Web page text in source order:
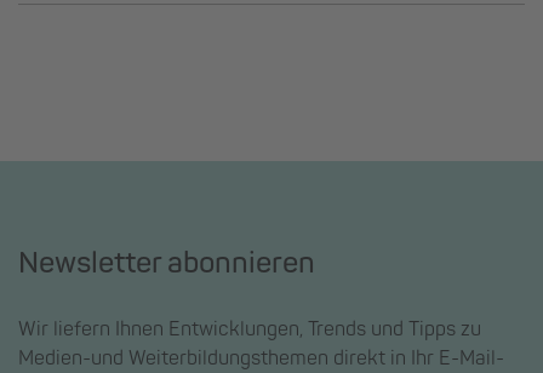
Newsletter abonnieren
Wir liefern Ihnen Entwicklungen, Trends und Tipps zu
Medien-und Weiterbildungsthemen direkt in Ihr E-Mail-